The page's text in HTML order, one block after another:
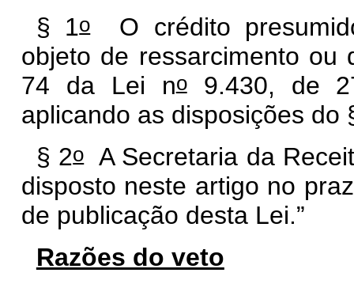
§ 1oO crédito
objeto de ressarcimento ou
74 da Lei no9.430, de
aplicando as disposições
§ 2oA Secretaria da
disposto neste artigo no
de publicação desta Lei.”
Razões do veto